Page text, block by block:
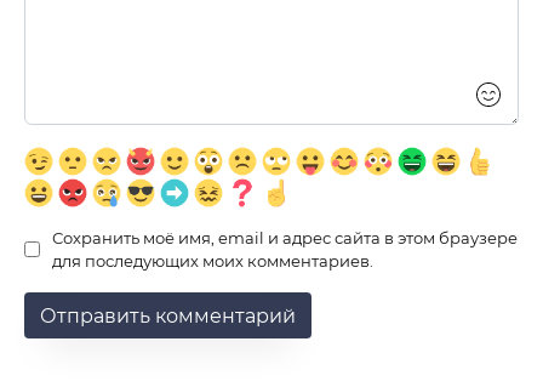
Сохранить моё имя, email и адрес сайта в этом браузере
для последующих моих комментариев.